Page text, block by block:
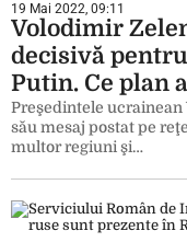
19 Mai 2022, 09:11
Volodimir
decisivă
Putin. Ce plan
Preşedintele
său mesaj postat pe
multor regiuni şi…